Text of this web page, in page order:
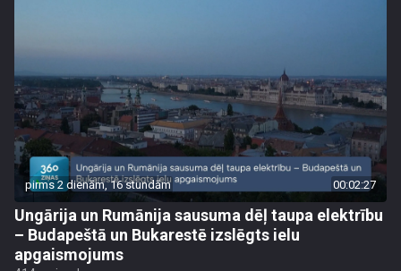
pirms 2 dienām, 16 stundām 00:02:27
Ungārija un Rumānija sausuma dēļ taupa elektrību
– Budapeštā un Bukarestē izslēgts ielu
apgaismojums